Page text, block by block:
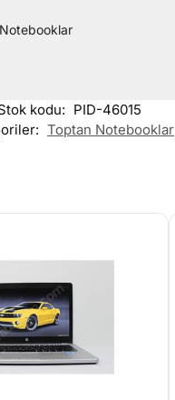
kodu: PID-46015
Toptan Notebooklar